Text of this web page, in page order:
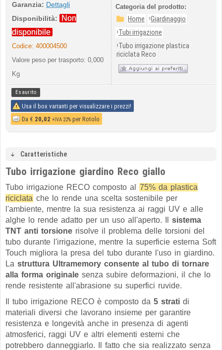
Garanzia: Dettagli
Disponibilità:
Non
disponibile
Codice: 400004500
Valore peso per trasporto: 0,000
Kg
Categoria del prodotto:
Home ›Giardinaggio
›Tubi irrigazione
›Tubo irrigazione plastica
riciclata Reco
Esaurito
Usa il box varianti per visualizzare i prezzi!
Da € 20,02 +IVA 22% per Rotolo
Caratteristiche
Tubo irrigazione giardino Reco giallo
Tubo irrigazione RECO composto al 75% da plastica
riciclata che lo rende una scelta sostenibile per
l'ambiente, mentre la sua resistenza ai raggi UV e alle
alghe lo rende adatto per un uso all'aperto. Il sistema
TNT anti torsione risolve il problema delle torsioni del
tubo durante l'irrigazione, mentre la superficie esterna Soft
Touch migliora la presa del tubo durante l'uso in giardino.
La struttura Ultramemory consente al tubo di tornare
alla forma originale senza subire deformazioni, il che lo
rende resistente all'abrasione su superfici ruvide.
Il tubo irrigazione RECO è composto da 5 strati di
materiali diversi che lavorano insieme per garantire
resistenza e longevità anche in presenza di agenti
atmosferici, raggi UV e altri elementi esterni che
potrebbero danneggiarlo. Il fatto che sia realizzato senza